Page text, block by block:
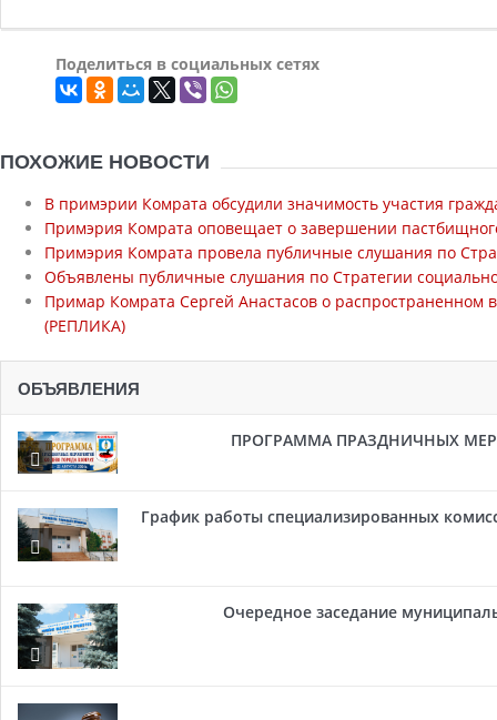
Поделиться в социальных сетях
ПОХОЖИЕ НОВОСТИ
В примэрии Комрата обсудили значимость участия
Примэрия Комрата оповещает о завершении
Примэрия Комрата провела публичные слушания по
Объявлены публичные слушания по Стратегии
Примар Комрата Сергей Анастасов о распространенном
(РЕПЛИКА)
ОБЪЯВЛЕНИЯ
ПРОГРАММА ПРАЗДНИЧНЫХ
График работы специализированных
Очередное заседание